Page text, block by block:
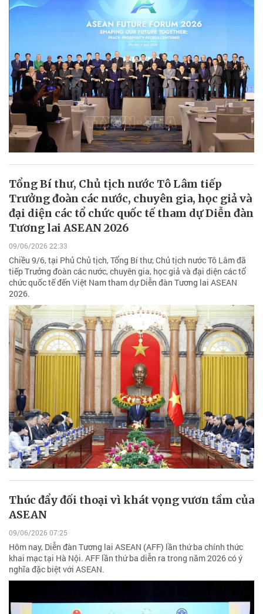
Tổng Bí thư, Chủ tịch nước Tô Lâm tiếp
Trưởng đoàn các nước, chuyên gia, học giả và
đại diện các tổ chức quốc tế tham dự Diễn đàn
Tương lai ASEAN 2026
09/06/2026 22:33
Chiều 9/6, tại Phủ Chủ tịch, Tổng Bí thư, Chủ tịch nước Tô Lâm đã
tiếp Trưởng đoàn các nước, chuyên gia, học giả và đại diện các tổ
chức quốc tế đến Việt Nam tham dự Diễn đàn Tương lai ASEAN
2026.
Thúc đẩy đối thoại vì khát vọng vươn tầm của
ASEAN
09/06/2026 07:25
Hôm nay, Diễn đàn Tương lai ASEAN (AFF) lần thứ ba chính thức
khai mạc tại Hà Nội. AFF lần thứ ba diễn ra trong năm 2026 có ý
nghĩa đặc biệt với ASEAN.